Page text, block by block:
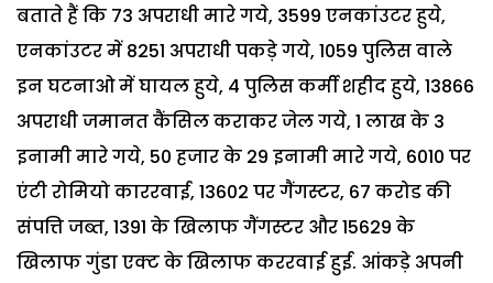
बताते हैं कि 73 अपराधी मारे गये, 3599 एनकांउटर हुये,
एनकांउटर में 8251 अपराधी पकड़े गये, 1059 पुलिस वाले
इन घटनाओ में घायल हुये, 4 पुलिस कर्मी शहीद हुये, 13866
अपराधी जमानत कैंसिल कराकर जेल गये, 1 लाख के 3
इनामी मारे गये, 50 हजार के 29 इनामी मारे गये, 6010 पर
एंटी रोमियो काररवाई, 13602 पर गैंगस्टर, 67 करोड की
संपत्ति जब्त, 1391 के खिलाफ गैंगस्टर और 15629 के
खिलाफ गुंडा एक्ट के खिलाफ कररवाई हुई. आंकड़े अपनी